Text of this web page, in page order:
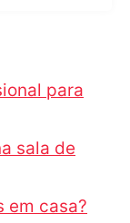
para
sala de
em casa?